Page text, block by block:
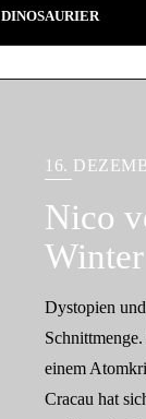
DINOSAURIER
16.
Nico
Winter
Dystopien
einem
Cracau hat